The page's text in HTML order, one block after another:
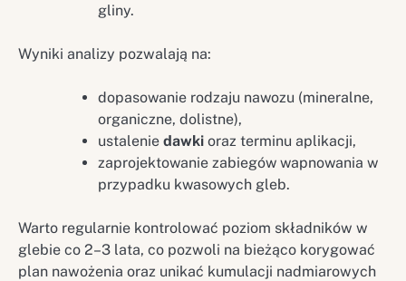
gliny.
Wyniki analizy pozwalają na:
dopasowanie rodzaju nawozu (mineralne,
organiczne, dolistne),
ustalenie dawki oraz terminu aplikacji,
zaprojektowanie zabiegów wapnowania w
przypadku kwasowych gleb.
Warto regularnie kontrolować poziom składników w
glebie co 2–3 lata, co pozwoli na bieżąco korygować
plan nawożenia oraz unikać kumulacji nadmiarowych